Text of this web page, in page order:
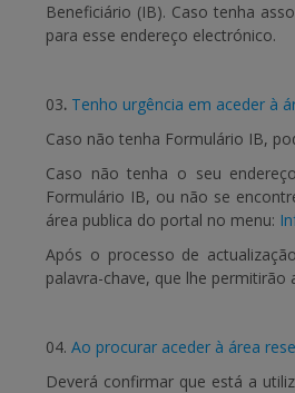
Beneficiário (IB). Caso tenha
para esse endereço electrónico.
03. Tenho urgência em aceder à
Caso não tenha Formulário IB,
Caso não tenha o seu
Formulário IB, ou não se
área publica do portal no menu:
Após o processo de
palavra-chave, que lhe
04. Ao procurar aceder à área
Deverá confirmar que está a